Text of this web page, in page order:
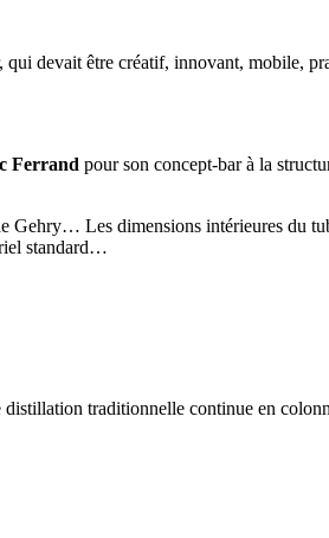
devait être créatif, innovant, mobile,
Ferrand pour son concept-bar à la
Gehry… Les dimensions intérieures du
standard…
distillation traditionnelle continue en